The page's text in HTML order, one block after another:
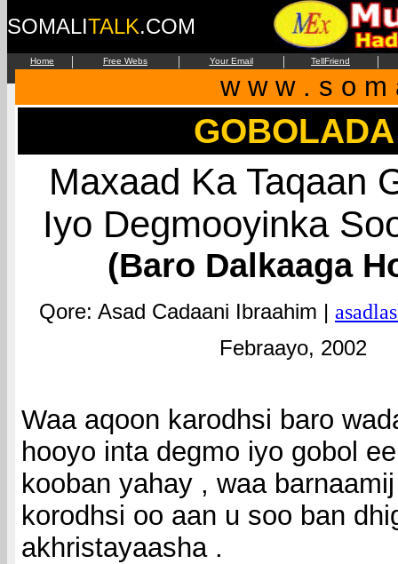
SOMALITALK.COM
Home | Free Webs | Your Email | TellFriend |
w w w . s o
Maxaad Ka Taqaan
Iyo Degmooyinka
(Baro Dalkaaga
Qore: Asad Cadaani Ibraahim |
Febraayo, 2002
Waa aqoon karodhsi baro
hooyo inta degmo iyo gobol
kooban yahay , waa
korodhsi oo aan u soo ban
akhristayaasha .